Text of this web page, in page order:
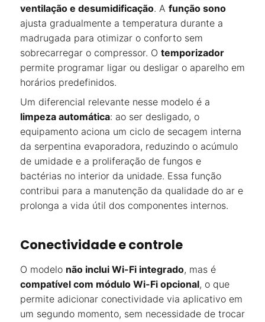
ventilação e desumidificação. A função sono
ajusta gradualmente a temperatura durante a
madrugada para otimizar o conforto sem
sobrecarregar o compressor. O temporizador
permite programar ligar ou desligar o aparelho em
horários predefinidos.
Um diferencial relevante nesse modelo é a
limpeza automática: ao ser desligado, o
equipamento aciona um ciclo de secagem interna
da serpentina evaporadora, reduzindo o acúmulo
de umidade e a proliferação de fungos e
bactérias no interior da unidade. Essa função
contribui para a manutenção da qualidade do ar e
prolonga a vida útil dos componentes internos.
Conectividade e controle
O modelo não inclui Wi-Fi integrado, mas é
compatível com módulo Wi-Fi opcional, o que
permite adicionar conectividade via aplicativo em
um segundo momento, sem necessidade de trocar